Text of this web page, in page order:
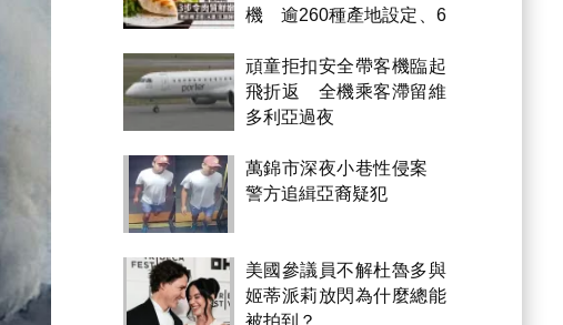
機 逾260種產地設定、6
頑童拒扣安全帶客機臨起
飛折返 全機乘客滯留維
多利亞過夜
萬錦市深夜小巷性侵案
警方追緝亞裔疑犯
美國參議員不解杜魯多與
姬蒂派莉放閃為什麼總能
被拍到？